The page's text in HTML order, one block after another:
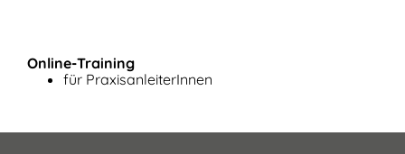
Online-Training
für PraxisanleiterInnen